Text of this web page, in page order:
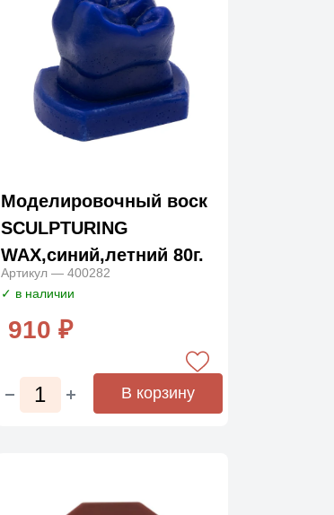
Моделировочный воск
SCULPTURING
WAX,синий,летний 80г.
Артикул — 400282
✓ в наличии
910 ₽
В корзину